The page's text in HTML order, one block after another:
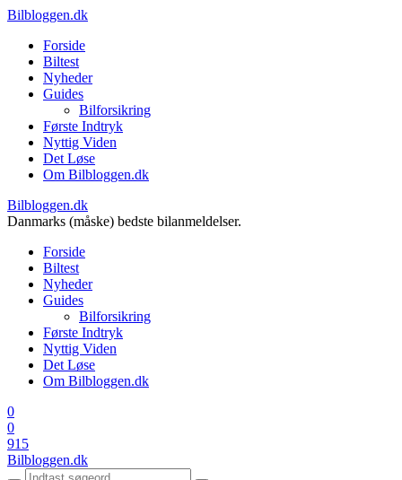
Bilbloggen.dk
Forside
Biltest
Nyheder
Guides
Bilforsikring
Første Indtryk
Nyttig Viden
Det Løse
Om Bilbloggen.dk
Bilbloggen.dk
Danmarks (måske) bedste bilanmeldelser.
Forside
Biltest
Nyheder
Guides
Bilforsikring
Første Indtryk
Nyttig Viden
Det Løse
Om Bilbloggen.dk
0
0
915
Bilbloggen.dk